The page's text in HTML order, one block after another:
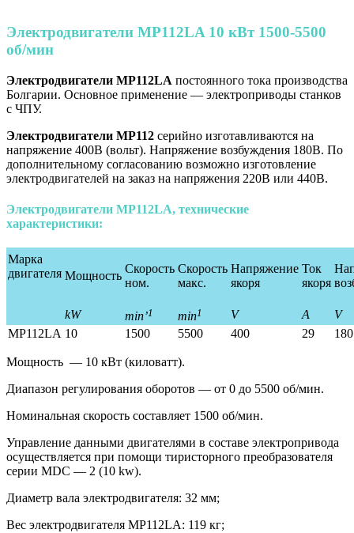
Электродвигатели МР112LA 10 кВт 1500-5500
об/мин
Электродвигатели МР112LA постоянного тока производства
Болгарии. Основное применение — электроприводы станков
с ЧПУ.
Электродвигатели МР112 серийно изготавливаются на
напряжение 400В (вольт). Напряжение возбуждения 180В. По
дополнительному согласованию возможно изготовление
электродвигателей на заказ на напряжения 220В или 440В.
Электродвигатели МР112LA, технические
характеристики:
Марка
двигателя Мощность
Скорость
ном.
Скорость
макс.
Напряжение
якоря
Ток
якоря
kW min’1 min1 V A
V
MP112LA 10 1500 5500 400 29 180
Мощность — 10 кВт (киловатт).
Диапазон регулирования оборотов — от 0 до 5500 об/мин.
Номинальная скорость составляет 1500 об/мин.
Управление данными двигателями в составе электропривода
осуществляется при помощи тиристорного преобразователя
серии MDС — 2 (10 kw).
Диаметр вала электродвигателя: 32 мм;
Вес электродвигателя МР112LA: 119 кг;